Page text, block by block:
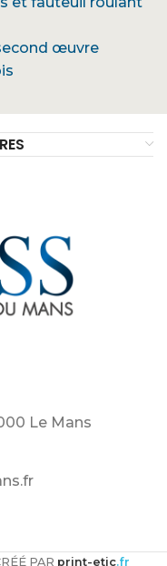
œuvre
Le Mans
PAR print-etic.fr